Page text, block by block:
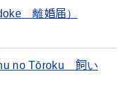
離婚届）
no Tōroku 飼い